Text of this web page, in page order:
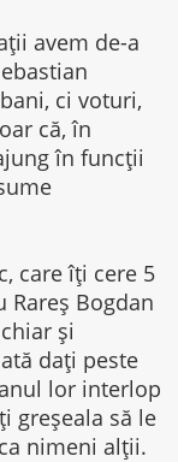
avem de-a
ci voturi,
că, în
în funcții
care îți cere 5
Rareș Bogdan
și
dați peste
lor interlop
greșeala să le
nimeni alții.